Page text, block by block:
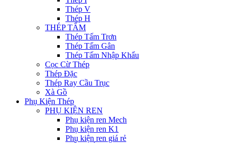
Thép V
Thép H
THÉP TẤM
Thép Tấm Trơn
Thép Tấm Gân
Thép Tấm Nhập Khẩu
Cọc Cừ Thép
Thép Đặc
Thép Ray Cầu Trục
Xà Gồ
Phụ Kiện Thép
PHỤ KIỆN REN
Phụ kiện ren Mech
Phụ kiện ren K1
Phụ kiện ren giá rẻ